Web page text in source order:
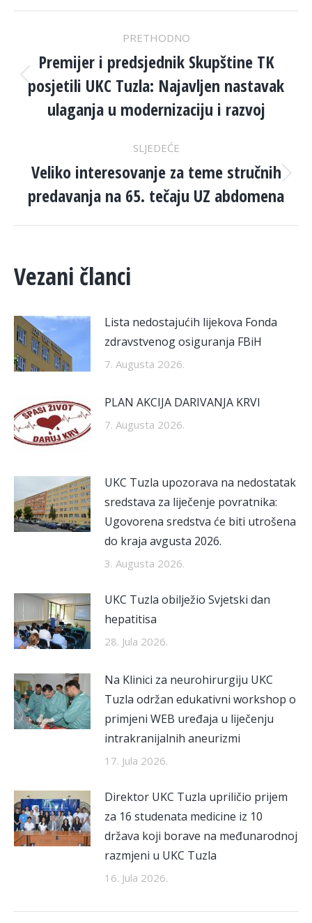
NAVIGATION
PRETHODNO
Previous
post:
Premijer i predsjednik Skupštine TK
posjetili UKC Tuzla: Najavljen nastavak
ulaganja u modernizaciju i razvoj
SLJEDEĆE
Next
post:
Veliko interesovanje za teme stručnih
predavanja na 65. tečaju UZ abdomena
Vezani članci
Lista nedostajućih lijekova Fonda
zdravstvenog osiguranja FBiH
7. Augusta 2026.
PLAN AKCIJA DARIVANJA KRVI
7. Augusta 2026.
UKC Tuzla upozorava na nedostatak
sredstava za liječenje povratnika:
Ugovorena sredstva će biti utrošena
do kraja avgusta 2026.
3. Augusta 2026.
UKC Tuzla obilježio Svjetski dan
hepatitisa
28. Jula 2026.
Na Klinici za neurohirurgiju UKC
Tuzla održan edukativni workshop o
primjeni WEB uređaja u liječenju
intrakranijalnih aneurizmi
17. Jula 2026.
Direktor UKC Tuzla upriličio prijem
za 16 studenata medicine iz 10
država koji borave na međunarodnoj
razmjeni u UKC Tuzla
16. Jula 2026.